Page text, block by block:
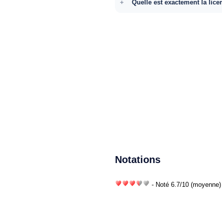
Quelle est exactement la
Notations
- Noté 6.7/10